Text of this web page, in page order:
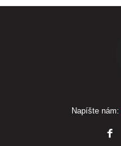
Napíšte nám: